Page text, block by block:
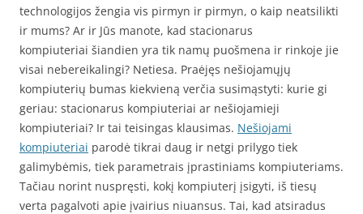
technologijos žengia vis pirmyn ir pirmyn, o kaip neatsilikti
ir mums? Ar ir Jūs manote, kad stacionarus
kompiuteriai šiandien yra tik namų puošmena ir rinkoje jie
visai nebereikalingi? Netiesa. Praėjęs nešiojamųjų
kompiuterių bumas kiekvieną verčia susimąstyti: kurie gi
geriau: stacionarus kompiuteriai ar nešiojamieji
kompiuteriai? Ir tai teisingas klausimas. Nešiojami
kompiuteriai parodė tikrai daug ir netgi prilygo tiek
galimybėmis, tiek parametrais įprastiniams kompiuteriams.
Tačiau norint nuspręsti, kokį kompiuterį įsigyti, iš tiesų
verta pagalvoti apie įvairius niuansus. Tai, kad atsiradus